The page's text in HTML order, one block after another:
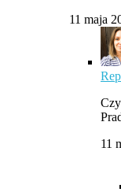
11 maja
11